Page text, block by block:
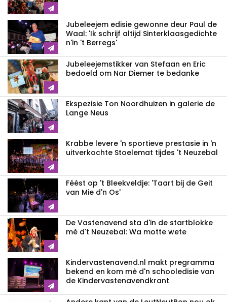
Jubeleejem edisie gewonne deur Paul de
Waal: 'Ik schrijf altijd Sinterklaasgedichte
n'in 't Berregs'
Jubeleejemstikker van Stefaan en Eric
bedoeld om Nar Diemer te bedanke
Ekspezisie Ton Noordhuizen in galerie de
Lange Neus
Krabbe levere 'n sportieve prestasie in 'n
uitverkochte Stoelemat tijdes 't Neuzebal
Féést op 't Bleekveldje: 'Taart bij de Geit
van Mie d'n Os'
De Vastenavend sta d'in de startblokke
mè d't Neuzebal: Wa motte wete
Kindervastenavend.nl makt pregramma
bekend en kom mè d'n schooledisie van
de Kindervastenavendkrant